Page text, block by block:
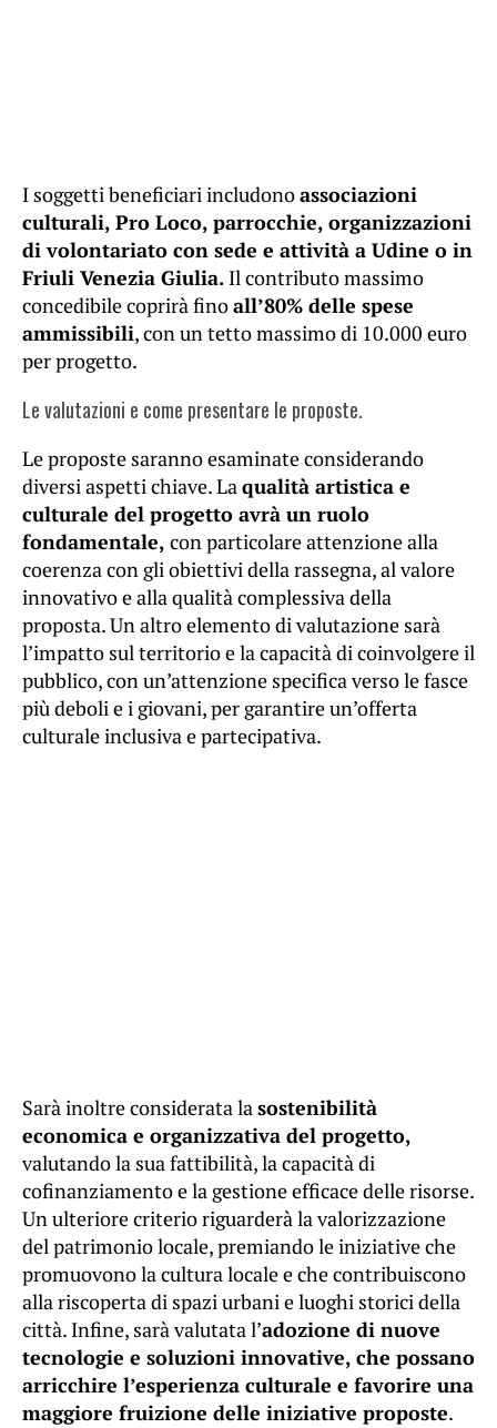
I soggetti beneficiari includonoassociazioni
culturali, Pro Loco, parrocchie, organizzazioni
di volontariato con sede e attività a Udine o in
Friuli Venezia Giulia. Il contributo massimo
concedibile coprirà finoall’80% delle spese
ammissibili, con un tetto massimo di 10.000 euro
per progetto.
Le valutazioni e come presentare le proposte.
Le proposte saranno esaminate considerando
diversi aspetti chiave. Laqualità artistica e
culturale del progetto avrà un ruolo
fondamentale, con particolare attenzione alla
coerenza con gli obiettivi della rassegna, al valore
innovativo e alla qualità complessiva della
proposta. Un altro elemento di valutazione sarà
l’impatto sul territorio e la capacità di coinvolgere il
pubblico, con un’attenzione specifica verso le fasce
più deboli e i giovani, per garantire un’offerta
culturale inclusiva e partecipativa.
Sarà inoltre considerata lasostenibilità
economica e organizzativa del progetto,
valutando la sua fattibilità, la capacità di
cofinanziamento e la gestione efficace delle risorse.
Un ulteriore criterio riguarderà la valorizzazione
del patrimonio locale, premiando le iniziative che
promuovono la cultura locale e che contribuiscono
alla riscoperta di spazi urbani e luoghi storici della
città. Infine, sarà valutata l’adozione di nuove
tecnologie e soluzioni innovative, che possano
arricchire l’esperienza culturale e favorire una
maggiore fruizione delle iniziative proposte.